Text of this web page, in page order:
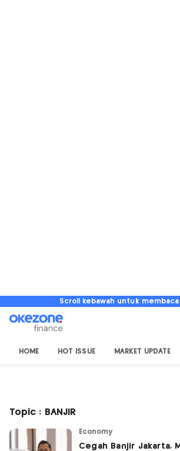
Scroll kebawah untuk membaca
HOME HOT ISSUE MARKET UPDATE
Topic : BANJIR
Economy
Cegah Banjir Jakarta,